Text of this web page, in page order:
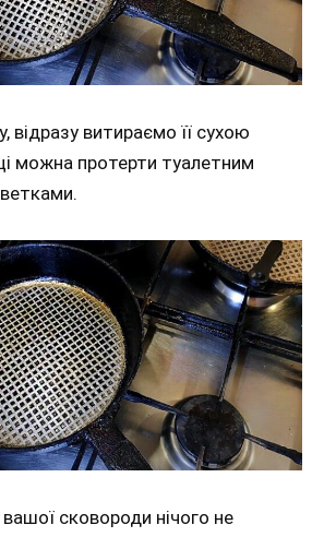
відразу витираємо її сухою
можна протерти туалетним
вашої сковороди нічого не